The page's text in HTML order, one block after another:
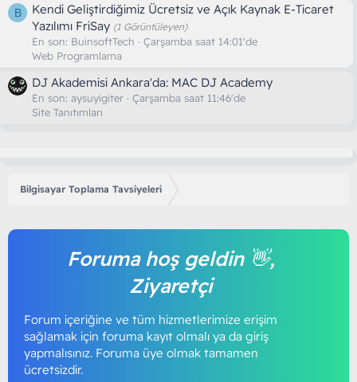
B
Kendi Geliştirdiğimiz Ücretsiz ve Açık Kaynak E-Ticaret
Yazılımı FriSay (1 Görüntüleyen)
En son: BuinsoftTech
Çarşamba saat 14:01'de
Web Programlama
DJ Akademisi Ankara'da: MAC DJ Academy
En son: aysuyigiter
Çarşamba saat 11:46'de
Site Tanıtımları
Bilgisayar Toplama Tavsiyeleri
Foruma hoş geldin 👋,
Ziyaretçi
Forum içeriğine ve tüm hizmetlerimize erişim
sağlamak için foruma kayıt olmalı ya da giriş
yapmalısınız. Foruma üye olmak tamamen
ücretsizdir.